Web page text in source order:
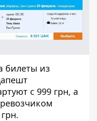
билеты из
с 999 грн, а